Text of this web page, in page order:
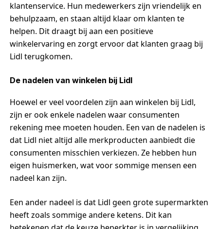
klantenservice. Hun medewerkers zijn vriendelijk en
behulpzaam, en staan altijd klaar om klanten te
helpen. Dit draagt bij aan een positieve
winkelervaring en zorgt ervoor dat klanten graag bij
Lidl terugkomen.
De nadelen van winkelen bij Lidl
Hoewel er veel voordelen zijn aan winkelen bij Lidl,
zijn er ook enkele nadelen waar consumenten
rekening mee moeten houden. Een van de nadelen is
dat Lidl niet altijd alle merkproducten aanbiedt die
consumenten misschien verkiezen. Ze hebben hun
eigen huismerken, wat voor sommige mensen een
nadeel kan zijn.
Een ander nadeel is dat Lidl geen grote supermarkten
heeft zoals sommige andere ketens. Dit kan